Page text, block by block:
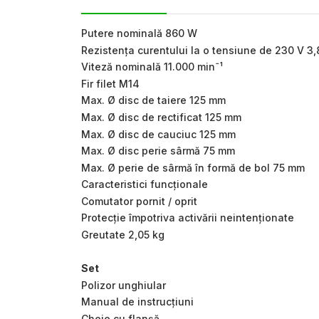
Putere nominală 860 W
Rezistența curentului la o tensiune de 230 V
Viteză nominală 11.000 minˉ¹
Fir filet M14
Max. Ø disc de taiere 125 mm
Max. Ø disc de rectificat 125 mm
Max. Ø disc de cauciuc 125 mm
Max. Ø disc perie sârmă 75 mm
Max. Ø perie de sârmă în formă de bol 75 mm
Caracteristici funcționale
Comutator pornit / oprit
Protecție împotriva activării neintenționate
Greutate 2,05 kg
Set
Polizor unghiular
Manual de instrucțiuni